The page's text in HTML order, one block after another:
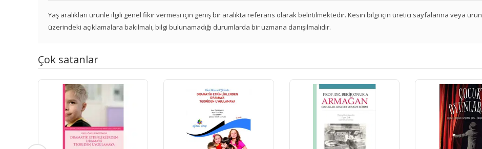
Yaş aralıkları ürünle ilgili genel fikir vermesi için geniş bir aralıkta referans olarak belirtilmektedir. Kesin bilgi için üretici sayfalarına veya ürün
üzerindeki açıklamalara bakılmalı, bilgi bulunamadığı durumlarda bir uzmana danışılmalıdır.
Çok satanlar